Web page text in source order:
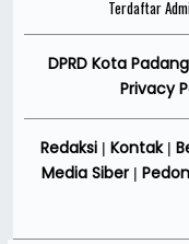
Terdaftar
DPRD Kota Padang
Privacy
Redaksi| Kontak|
Media Siber|